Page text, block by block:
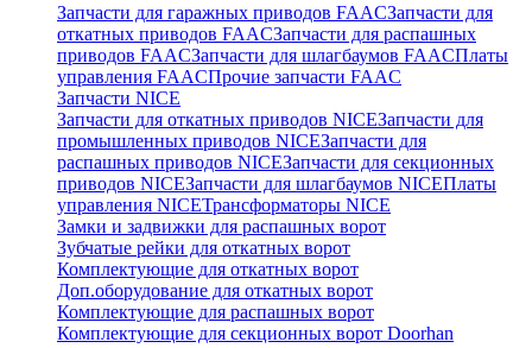
Запчасти для гаражных приводов FAACЗапчасти для
откатных приводов FAACЗапчасти для распашных
приводов FAACЗапчасти для шлагбаумов FAACПлаты
управления FAACПрочие запчасти FAAC
Запчасти NICE
Запчасти для откатных приводов NICEЗапчасти для
промышленных приводов NICEЗапчасти для
распашных приводов NICEЗапчасти для секционных
приводов NICEЗапчасти для шлагбаумов NICEПлаты
управления NICEТрансформаторы NICE
Замки и задвижки для распашных ворот
Зубчатые рейки для откатных ворот
Комплектующие для откатных ворот
Доп.оборудование для откатных ворот
Комплектующие для распашных ворот
Комплектующие для секционных ворот Doorhan